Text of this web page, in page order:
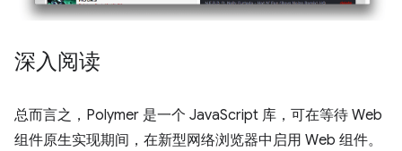
深入阅读
总而言之，Polymer 是一个 JavaScript 库，可在等待 Web
组件原生实现期间，在新型网络浏览器中启用 Web 组件。